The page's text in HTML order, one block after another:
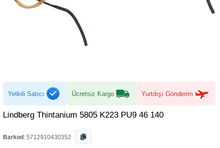
Yetkili Satıcı Ücretsiz Kargo Yurtdışı Gönderim
Lindberg Thintanium 5805 K223 PU9 46 140
Barkod : 5712910430352